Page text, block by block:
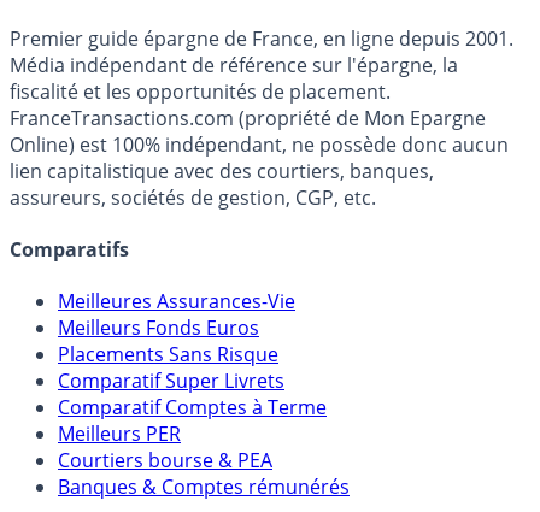
FranceTransactions.com
Premier guide épargne de France, en ligne depuis 2001.
Média indépendant de référence sur l'épargne, la
fiscalité et les opportunités de placement.
FranceTransactions.com (propriété de Mon Epargne
Online) est 100% indépendant, ne possède donc aucun
lien capitalistique avec des courtiers, banques,
Meilleures Assurances-Vie
Meilleurs Fonds Euros
Placements Sans Risque
Comparatif Super Livrets
Comparatif Comptes à Terme
Meilleurs PER
Courtiers bourse & PEA